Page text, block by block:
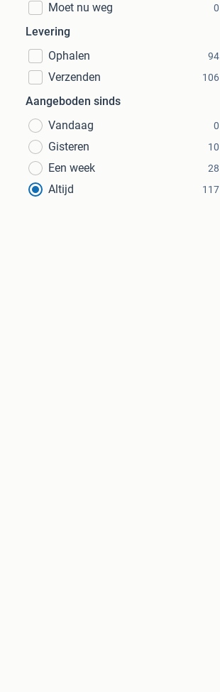
Moet nu weg
0
Levering
Ophalen
94
Verzenden 106
Aangeboden sinds
Vandaag
0
Gisteren 10
Een week 28
Altijd 117